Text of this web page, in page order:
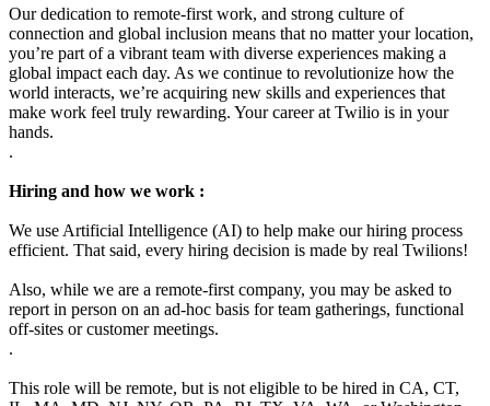
Our dedication to remote-first work, and strong culture of
connection and global inclusion means that no matter your location,
you’re part of a vibrant team with diverse experiences making a
global impact each day. As we continue to revolutionize how the
world interacts, we’re acquiring new skills and experiences that
make work feel truly rewarding. Your career at Twilio is in your
hands.
.
Hiring and how we work :
We use Artificial Intelligence (AI) to help make our hiring process
efficient. That said, every hiring decision is made by real Twilions!
Also, while we are a remote-first company, you may be asked to
report in person on an ad-hoc basis for team gatherings, functional
off-sites or customer meetings.
.
This role will be remote, but is not eligible to be hired in CA, CT,